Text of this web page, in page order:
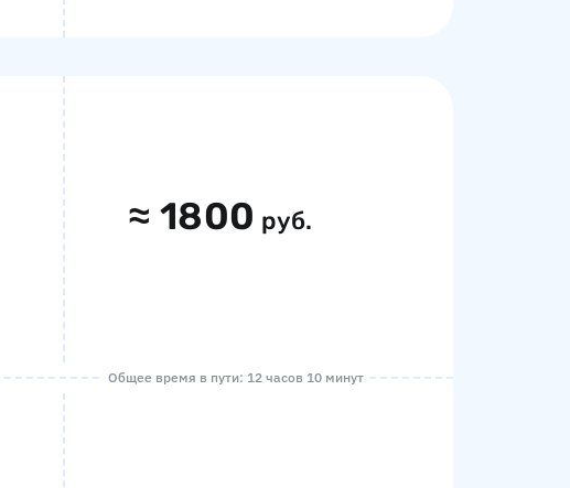
≈1800 руб.
Общее время в пути: 12 часов 10 минут